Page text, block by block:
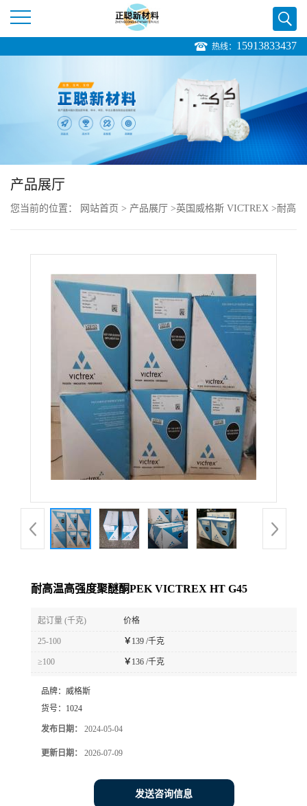
公
品
展
热线： 15913833437
产品展厅
您当前的位置： 网站首页 > 产品展厅 >英国威格斯 VICTREX >耐高
耐高温高强度聚醚酮PEK VICTREX HT G45
起订量 (千克) 价格
25-100 ￥139 /千克
≥100 ￥136 /千克
品牌： 威格斯
货号： 1024
发布日期： 2024-05-04
更新日期： 2026-07-09
发送咨询信息